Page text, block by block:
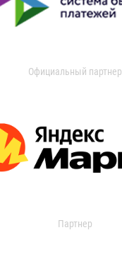
Официальный партнер
Партнер